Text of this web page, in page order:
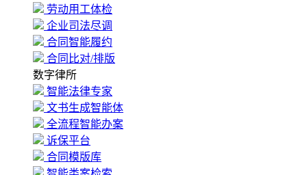
劳动用工体检
企业司法尽调
合同智能履约
合同比对/排版
数字律所
智能法律专家
文书生成智能体
全流程智能办案
诉保平台
合同模版库